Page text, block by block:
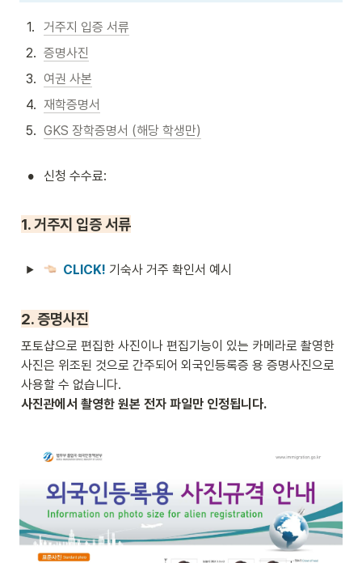
1.
거주지 입증 서류
2. 증명사진
3. 여권 사본
4. 재학증명서
5. GKS 장학증명서 (해당 학생만)
• 신청 수수료:
1. 거주지 입증 서류
CLICK! 기숙사 거주 확인서 예시
2. 증명사진
포토샵으로 편집한 사진이나 편집기능이 있는 카메라로 촬영한
사진은 위조된 것으로 간주되어 외국인등록증 용 증명사진으로
사진관에서 촬영한 원본 전자 파일만 인정됩니다.